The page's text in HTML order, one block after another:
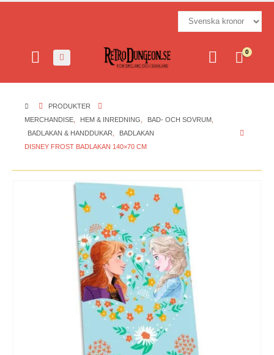
0
PRODUKTER
MERCHANDISE
HEM & INREDNING BAD- OCH SOVRUM
BADLAKAN & HANDDUKAR
BADLAKAN
DISNEY FROST BADLAKAN 140×70 CM